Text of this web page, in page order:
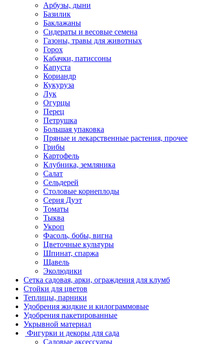
Арбузы, дыни
Базилик
Баклажаны
Сидераты и весовые семена
Газоны, травы для животных
Горох
Кабачки, патиссоны
Капуста
Кориандр
Кукуруза
Лук
Огурцы
Перец
Петрушка
Большая упаковка
Пряные и лекарственные растения, прочее
Грибы
Картофель
Клубника, земляника
Салат
Сельдерей
Столовые корнеплоды
Серия Дуэт
Томаты
Тыква
Укроп
Фасоль, бобы, вигна
Цветочные культуры
Шпинат, спаржа
Щавель
Эколюдики
Сетка садовая, арки, ограждения для клумб
Стойки для цветов
Теплицы, парники
Удобрения жидкие и килограммовые
Удобрения пакетированные
Укрывной материал
Фигурки и декоры для сада
Садовые аксессуары